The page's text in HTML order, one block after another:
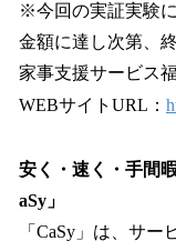
※今回の実証実験
金額に達し次第、
家事支援サービス
WEBサイトURL：
安く・速く・手間
aSy」
「CaSy」は、サ